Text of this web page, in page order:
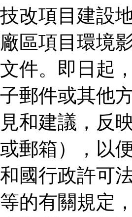
技改項目建設
廠區項目環境
文件。即日起
子郵件或其他
見和建議，反
或郵箱），以
和國行政許可
等的有關規定